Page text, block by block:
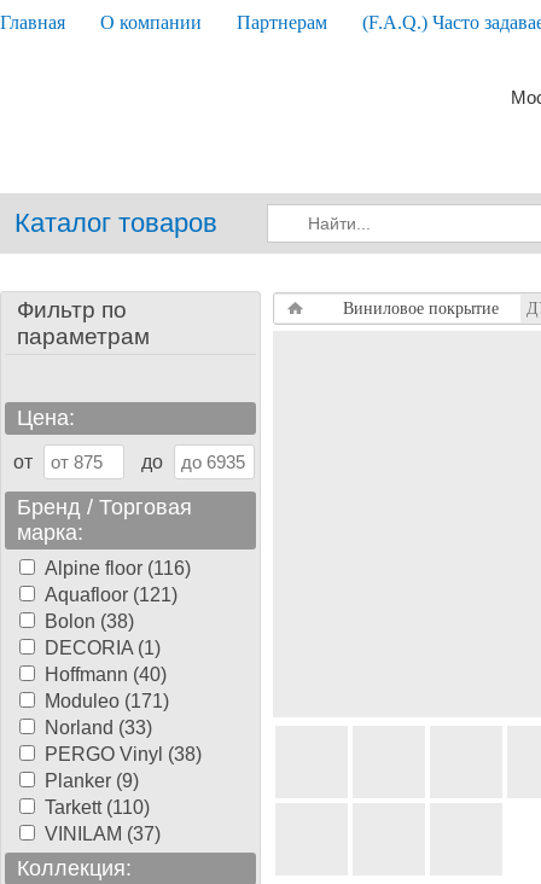
Главная О компании Партнерам (F.A.Q.) Часто
Каталог товаров
Фильтр по
параметрам
Цена:
от до
Бренд / Торговая
марка:
Alpine floor (116)
Aquafloor (121)
Bolon (38)
DECORIA (1)
Hoffmann (40)
Moduleo (171)
Norland (33)
PERGO Vinyl (38)
Planker (9)
Tarkett (110)
VINILAM (37)
Коллекция:
Виниловое покрытие